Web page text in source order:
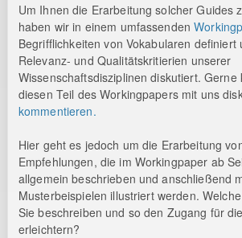
Um Ihnen die Erarbeitung solcher Guides
haben wir in einem umfassenden
Begrifflichkeiten von Vokabularen definiert
Relevanz- und Qualitätskritierien unserer
Wissenschaftsdisziplinen diskutiert. Gerne
diesen Teil des Workingpapers mit uns
kommentieren.
Hier geht es jedoch um die Erarbeitung
Empfehlungen, die im Workingpaper ab
allgemein beschrieben und anschließend
Musterbeispielen illustriert werden.
Sie beschreiben und so den Zugang für
erleichtern?